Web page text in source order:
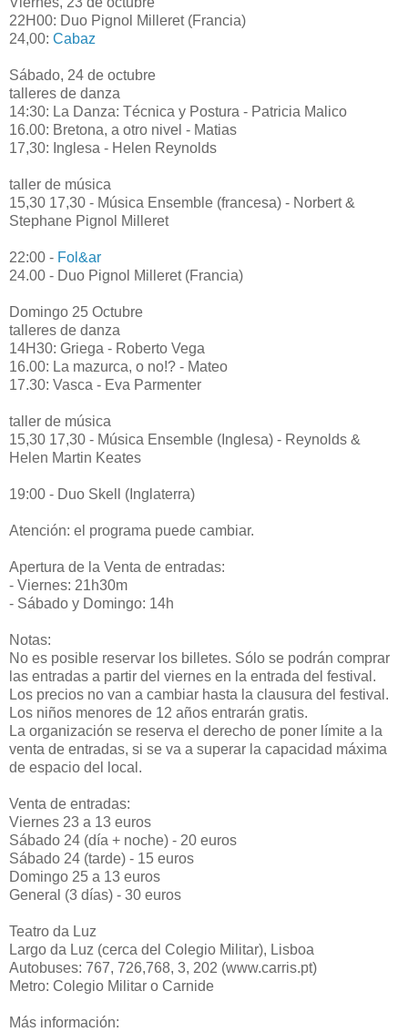
22H00: Duo Pignol Milleret (Francia)
24,00: Cabaz
Sábado, 24 de octubre
talleres de danza
14:30: La Danza: Técnica y Postura - Patricia Malico
16.00: Bretona, a otro nivel - Matias
17,30: Inglesa - Helen Reynolds
taller de música
15,30 17,30 - Música Ensemble (francesa) - Norbert &
Stephane Pignol Milleret
22:00 - Fol&ar
24.00 - Duo Pignol Milleret (Francia)
Domingo 25 Octubre
talleres de danza
14H30: Griega - Roberto Vega
16.00: La mazurca, o no!? - Mateo
17.30: Vasca - Eva Parmenter
taller de música
15,30 17,30 - Música Ensemble (Inglesa) - Reynolds &
Helen Martin Keates
19:00 - Duo Skell (Inglaterra)
Atención: el programa puede cambiar.
Apertura de la Venta de entradas:
- Viernes: 21h30m
- Sábado y Domingo: 14h
Notas:
No es posible reservar los billetes. Sólo se podrán comprar
las entradas a partir del viernes en la entrada del festival.
Los precios no van a cambiar hasta la clausura del festival.
Los niños menores de 12 años entrarán gratis.
La organización se reserva el derecho de poner límite a la
venta de entradas, si se va a superar la capacidad máxima
de espacio del local.
Venta de entradas:
Viernes 23 a 13 euros
Sábado 24 (día + noche) - 20 euros
Sábado 24 (tarde) - 15 euros
Domingo 25 a 13 euros
General (3 días) - 30 euros
Teatro da Luz
Largo da Luz (cerca del Colegio Militar), Lisboa
Autobuses: 767, 726,768, 3, 202 (www.carris.pt)
Metro: Colegio Militar o Carnide
Más información: